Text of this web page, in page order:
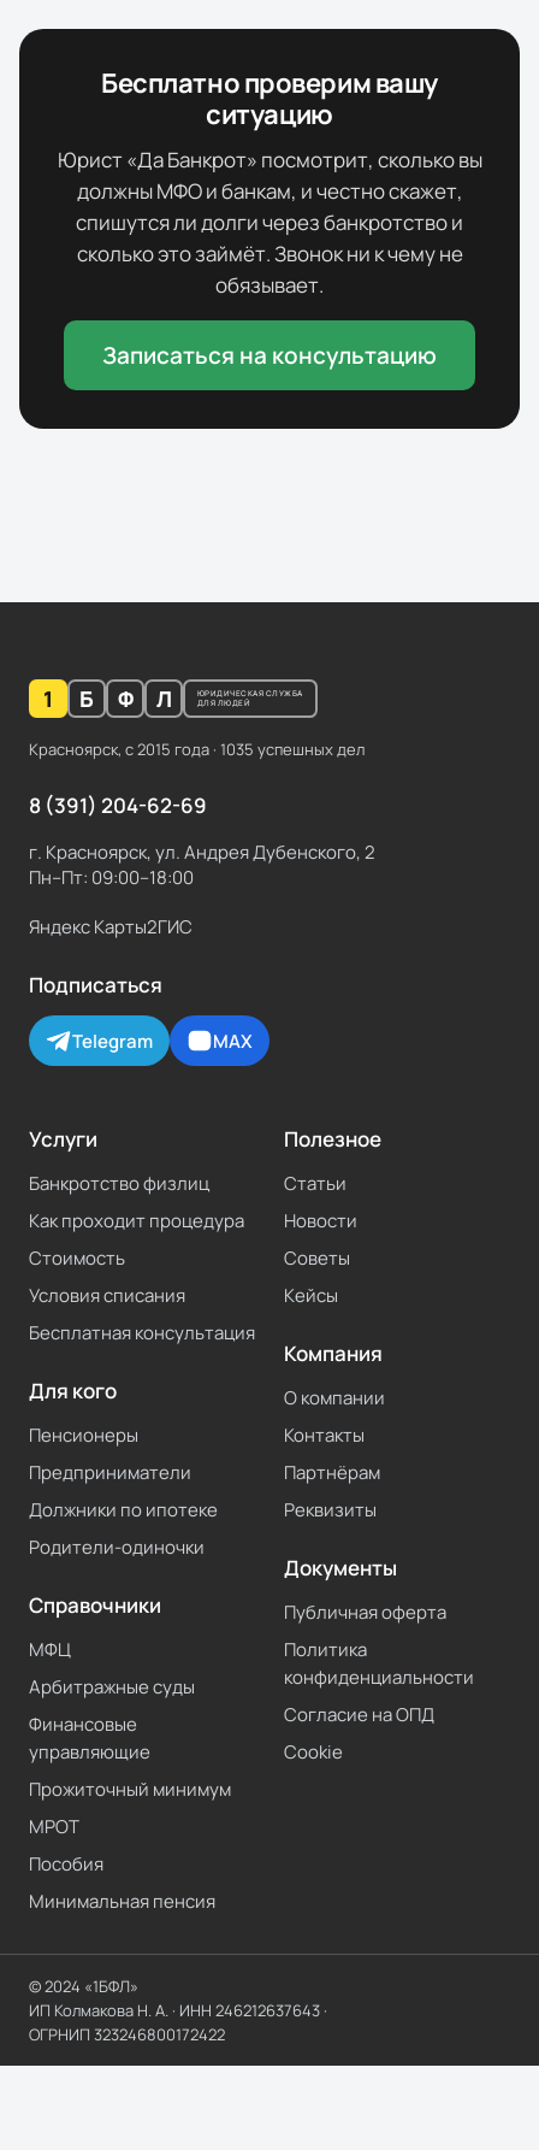
Бесплатно проверим вашу
ситуацию
Юрист «Да Банкрот» посмотрит, сколько вы
должны МФО и банкам, и честно скажет,
спишутся ли долги через банкротство и
сколько это займёт. Звонок ни к чему не
обязывает.
Записаться на консультацию
1 Б Ф Л
ЮРИДИЧЕСКАЯ СЛУЖБА
ДЛЯ ЛЮДЕЙ
Красноярск, с2015 года · 1035 успешных дел
8 (391) 204-62-69
г. Красноярск, ул. Андрея Дубенского, 2
Пн–Пт: 09:00–18:00
Яндекс Карты2ГИС
Подписаться
Telegram MAX
Услуги
Банкротство физлиц
Как проходит процедура
Стоимость
Условия списания
Бесплатная консультация
Для кого
Пенсионеры
Предприниматели
Должники по ипотеке
Родители-одиночки
Справочники
МФЦ
Арбитражные суды
Финансовые
управляющие
Прожиточный минимум
МРОТ
Пособия
Минимальная пенсия
Полезное
Статьи
Новости
Советы
Кейсы
Компания
О компании
Контакты
Партнёрам
Реквизиты
Документы
Публичная оферта
Политика
конфиденциальности
Согласие на ОПД
Cookie
© 2024 «1БФЛ»
ИП Колмакова Н. А. · ИНН 246212637643 ·
ОГРНИП 323246800172422